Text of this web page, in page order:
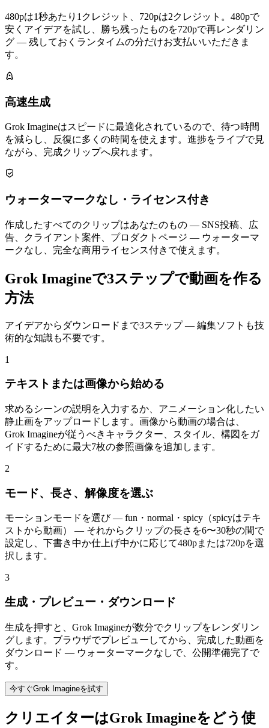
480pは1秒あたり1クレジット、720pは2クレジット。480pで
安くアイデアを試し、勝ち残ったものを720pで再レンダリン
グ — 残しておくランタイムの分だけお支払いいただきま
す。
高速生成
Grok Imagineはスピードに最適化されているので、待つ時間
を減らし、反復に多くの時間を使えます。進捗をライブで見
ながら、完成クリップへ戻れます。
ウォーターマークなし・ライセンス付き
作成したすべてのクリップはあなたのもの — SNS投稿、広
告、クライアント案件、プロダクトページ — ウォーターマ
ークなし、完全な商用ライセンス付きで使えます。
Grok Imagineで3ステップで動画を作る
方法
アイデアからダウンロードまで3ステップ — 編集ソフトも技
術的な知識も不要です。
1
テキストまたは画像から始める
求めるシーンの説明を入力するか、アニメーション化したい
静止画をアップロードします。画像から動画の場合は、
Grok Imagineが従うべきキャラクター、スタイル、構図をガ
イドするために最大7枚の参照画像を追加します。
2
モード、長さ、解像度を選ぶ
モーションモードを選び — fun・normal・spicy（spicyはテキ
ストから動画） — それからクリップの長さを6〜30秒の間で
設定し、下書き中か仕上げ中かに応じて480pまたは720pを選
択します。
3
生成・プレビュー・ダウンロード
生成を押すと、Grok Imagineが数分でクリップをレンダリン
グします。ブラウザでプレビューしてから、完成した動画を
ダウンロード — ウォーターマークなしで、公開準備完了で
す。
今すぐGrok Imagineを試す
クリエイターはGrok Imagineをどう使